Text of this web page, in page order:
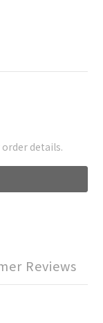
details.
Reviews